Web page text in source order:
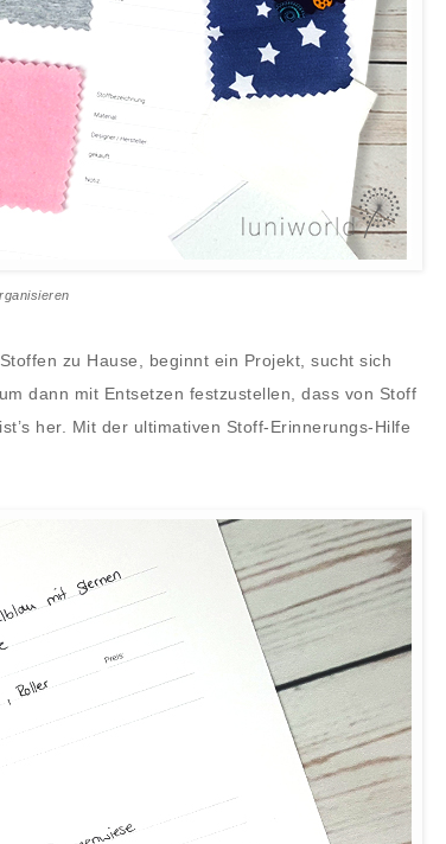
zu Hause, beginnt ein Projekt, sucht sich
dann mit Entsetzen festzustellen, dass von Stoff
her. Mit der ultimativen Stoff-Erinnerungs-Hilfe